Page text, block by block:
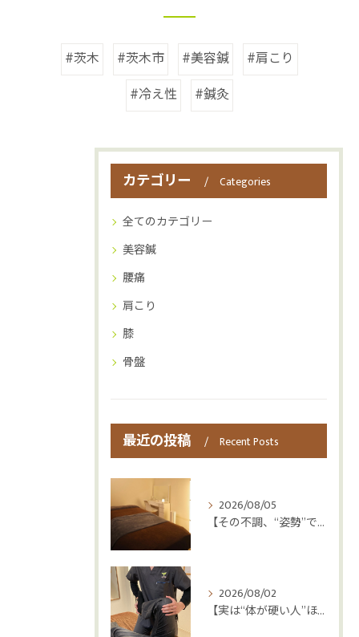
#茨木 #茨木市 #美容鍼
#肩こり
#冷え性
#鍼灸
カテゴリー Categories
全てのカテゴリー
美容鍼
腰痛
肩こり
膝
骨盤
最近の投稿 Recent Posts
2026/08/05
【その不調、“姿勢”ではなく“呼吸”かもしれません😮‍💨】
2026/08/02
【実は“体が硬い人”ほど疲れやすい😳】